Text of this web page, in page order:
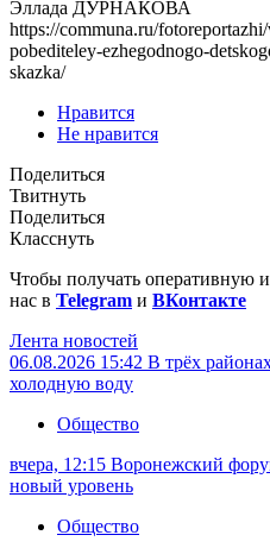
Эллада ДУРНАКОВА
https://communa.ru/
pobediteley-ezhegodnogo-
skazka/
Нравится
Не нравится
Поделиться
Твитнуть
Поделиться
Класснуть
Чтобы получать оперативную
нас в Telegram и ВКонтакте
Лента новостей
06.08.2026 15:42 В трёх
холодную воду
Общество
вчера, 12:15 Воронежский
новый уровень
Общество